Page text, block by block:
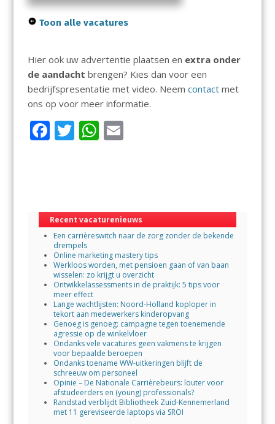
Toon alle vacatures
Hier ook uw advertentie plaatsen en extra onder
de aandacht brengen? Kies dan voor een
bedrijfspresentatie met video. Neem contactmet
ons op voor meer informatie.
F
o
o
k
T W
A
p
p
E
Recent vacaturenieuws
Een carrièreswitch naar de zorg zonder de bekende
drempels
Online marketing mastery tips
Werkloos worden, met pensioen gaan of van baan
wisselen: zo krijgt u overzicht
Ontwikkelassessments in de praktijk: 5 tips voor
meer effect
Lange wachtlijsten: Noord-Holland koploper in
tekort aan medewerkers kinderopvang
Genoeg is genoeg: campagne tegen toenemende
agressie op de winkelvloer
Ondanks vele vacatures geen vakmens te krijgen
voor bepaalde beroepen
Ondanks toename WW-uitkeringen blijft de
schreeuw om personeel
Opinie – De Nationale Carrièrebeurs: louter voor
afstudeerders en (young) professionals?
Randstad verblijdt Bibliotheek Zuid-Kennemerland
met 11 gereviseerde laptops via SROI